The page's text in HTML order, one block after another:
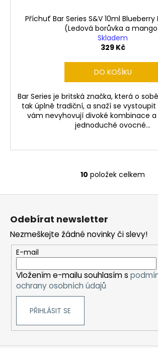
Příchuť Bar Series S&V 10ml
(Ledová borůvka a
Skladem
329 Kč
DO KOŠÍKU
Bar Series je britská značka, která o
tak úplně tradiční, a snaží se vystoupit
vám nevyhovují divoké kombinace
jednoduché ovocné...
O
v
a
c
í
p
r
ý
10 položek celkem
Z
Odebírat newsletter
Nezmeškejte žádné novinky či slevy!
E-mail
Vložením e-mailu souhlasím s
ochrany osobních údajů
PŘIHLÁSIT SE